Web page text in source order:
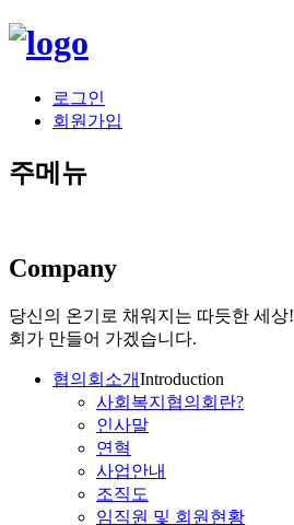
로그인
회원가입
주메뉴
Company
당신의 온기로 채워지는 따듯한 세상!
회가 만들어 가겠습니다.
협의회소개Introduction
사회복지협의회란?
인사말
연혁
사업안내
조직도
임직원 및 회원현황